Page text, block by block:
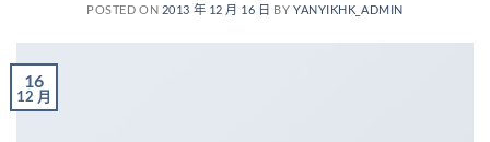
POSTED ON 2013 年 12 月 16 日 BY YANYIKHK_ADMIN
16
12 月